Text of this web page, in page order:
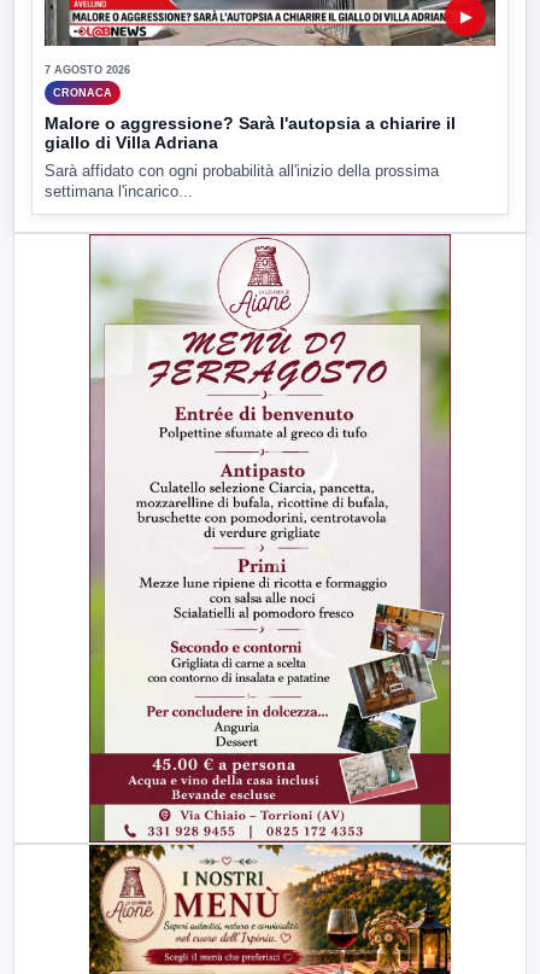
▶
7 AGOSTO 2026
CRONACA
Malore o aggressione? Sarà l'autopsia a chiarire il
giallo di Villa Adriana
Sarà affidato con ogni probabilità all'inizio della prossima
settimana l'incarico...